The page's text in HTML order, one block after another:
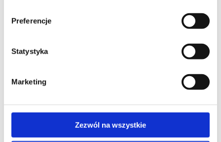
Preferencje
Statystyka
Marketing
Zezwól na wszystkie
PRO.026
mm ]